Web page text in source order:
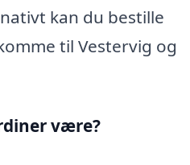
kan du bestille
til Vestervig og
være?